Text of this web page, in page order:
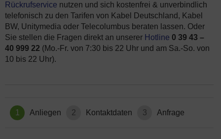
Rückrufservice nutzen und sich kostenfrei & unverbindlich
telefonisch zu den Tarifen von Kabel Deutschland, Kabel
BW, Unitymedia oder Telecolumbus beraten lassen. Oder
Sie stellen die Fragen direkt an unserer Hotline 0 39 43 –
40 999 22 (Mo.-Fr. von 7:30 bis 22 Uhr und am Sa.-So. von
10 bis 22 Uhr).
1 Anliegen 2 Kontaktdaten 3 Anfrage